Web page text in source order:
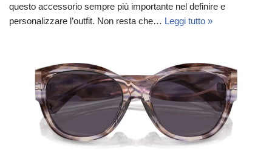
questo accessorio sempre più importante nel definire e
personalizzare l’outfit. Non resta che… Leggi tutto »